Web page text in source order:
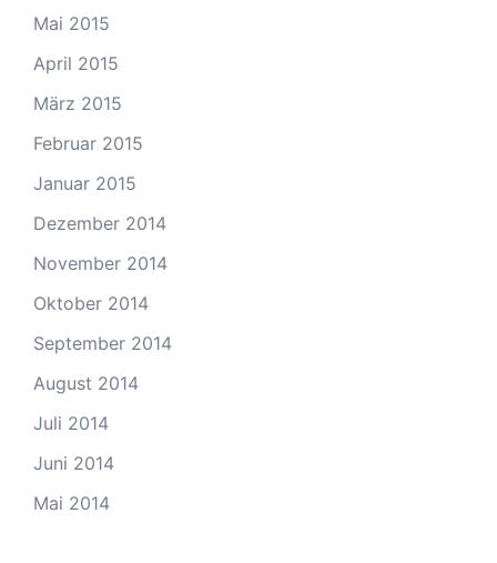
Mai 2015
April 2015
März 2015
Februar 2015
Januar 2015
Dezember 2014
November 2014
Oktober 2014
September 2014
August 2014
Juli 2014
Juni 2014
Mai 2014